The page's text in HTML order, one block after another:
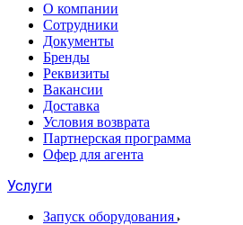
О компании
Сотрудники
Документы
Бренды
Реквизиты
Вакансии
Доставка
Условия возврата
Партнерская программа
Офер для агента
Услуги
Запуск оборудования